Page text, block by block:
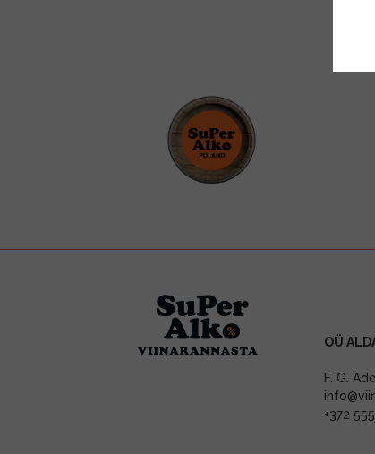
OÜ
F. G.
+372